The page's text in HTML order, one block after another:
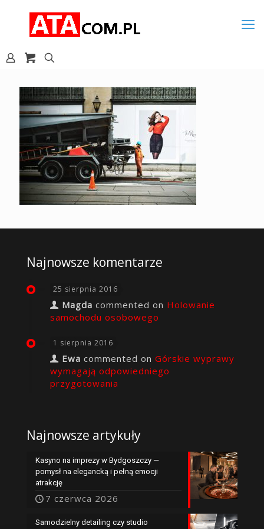
Najnowsze komentarze
25 sierpnia 2016
Magda commented on Holowanie
samochodu osobowego
1 sierpnia 2016
Ewa commented on Górskie wyprawy
wymagają odpowiedniego
przygotowania
Najnowsze artykuły
Kasyno na imprezy w Bydgoszczy —
pomysł na elegancką i pełną emocji
atrakcję
7 czerwca 2026
Samodzielny detailing czy studio